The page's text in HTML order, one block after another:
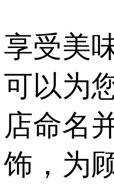
享受美
可以为
店命名
饰，为